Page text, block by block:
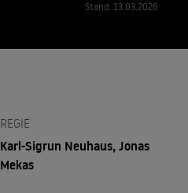
Stand: 13.03.2026
REGIE
Karl-Sigrun Neuhaus, Jonas
Mekas